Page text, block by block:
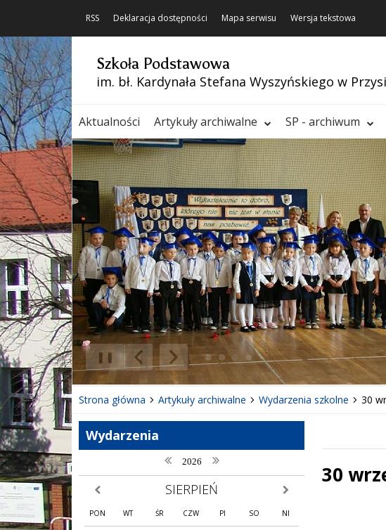
RSS Deklaracja dostępności Mapa serwisu Wersja tekstowa
Szkoła Podstawowa
im. bł. Kardynała Stefana Wyszyńskiego w
Aktualności Artykuły archiwalne SP - archiwum
Poprzedni Element
Następny Element
❚❚
Strona główna Artykuły archiwalne Wydarzenia szkolne 30
Wydarzenia
poprzedni rok
2026 następny rok
poprzedni miesiąc SIERPIEŃ następny miesiąc
PON WT ŚR CZW PI SO NI
30